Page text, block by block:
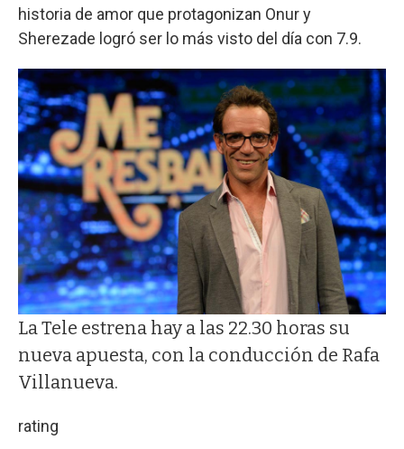
historia de amor que protagonizan Onur y
Sherezade logró ser lo más visto del día con 7.9.
La Tele estrena hay a las 22.30 horas su
nueva apuesta, con la conducción de Rafa
Villanueva.
rating